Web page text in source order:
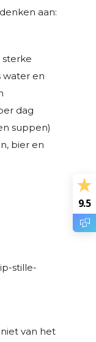
aan:
sterke
water en
dag
suppen)
bier en
van het
9.5